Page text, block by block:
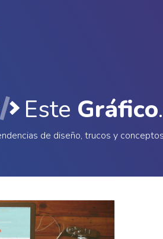
Este Gráfico.
de diseño, trucos y